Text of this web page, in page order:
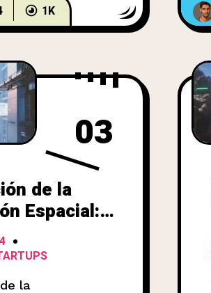
cierto en el
las nuevas
interactivas,
y
1K
03
de la
Espacial:
Realidad
la